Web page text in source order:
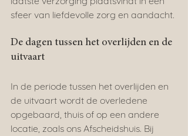
sfeer van liefdevolle zorg en aandacht.
De dagen tussen het overlijden en de
uitvaart
In de periode tussen het overlijden en
de uitvaart wordt de overledene
opgebaard, thuis of op een andere
locatie, zoals ons Afscheidshuis. Bij